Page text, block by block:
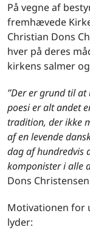
På vegne af
fremhævede
Christian Dons
hver på deres
kirkens salmer
”Der er grund til at
poesi er alt andet
tradition, der ikke
af en levende
dag af hundredvis
komponister i alle
Dons
Motivationen for
lyder: